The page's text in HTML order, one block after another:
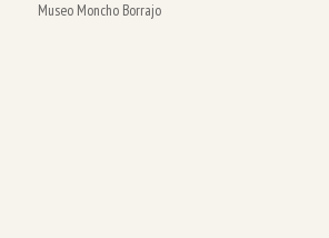
Museo Moncho Borrajo